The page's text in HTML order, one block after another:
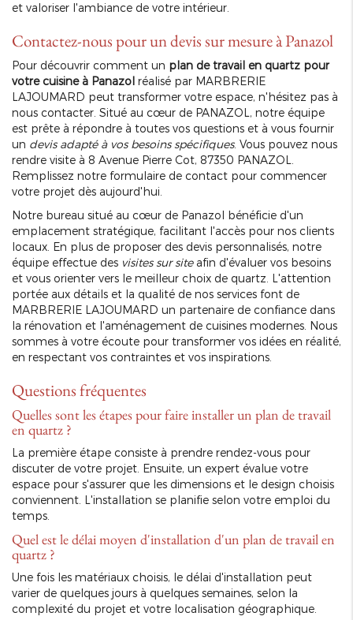
et valoriser l'ambiance de votre intérieur.
Contactez-nous pour un devis sur mesure à Panazol
Pour découvrir comment un plan de travail en quartz pour
votre cuisine à Panazol réalisé par MARBRERIE
LAJOUMARD peut transformer votre espace, n'hésitez pas à
nous contacter. Situé au cœur de PANAZOL, notre équipe
est prête à répondre à toutes vos questions et à vous fournir
un devis adapté à vos besoins spécifiques. Vous pouvez nous
rendre visite à 8 Avenue Pierre Cot, 87350 PANAZOL.
Remplissez notre formulaire de contact pour commencer
votre projet dès aujourd'hui.
Notre bureau situé au cœur de Panazol bénéficie d'un
emplacement stratégique, facilitant l'accès pour nos clients
locaux. En plus de proposer des devis personnalisés, notre
équipe effectue des visites sur siteafin d'évaluer vos besoins
et vous orienter vers le meilleur choix de quartz. L'attention
portée aux détails et la qualité de nos services font de
MARBRERIE LAJOUMARD un partenaire de confiance dans
la rénovation et l'aménagement de cuisines modernes. Nous
sommes à votre écoute pour transformer vos idées en réalité,
en respectant vos contraintes et vos inspirations.
Questions fréquentes
Quelles sont les étapes pour faire installer un plan de travail
en quartz ?
La première étape consiste à prendre rendez-vous pour
discuter de votre projet. Ensuite, un expert évalue votre
espace pour s'assurer que les dimensions et le design choisis
conviennent. L'installation se planifie selon votre emploi du
temps.
Quel est le délai moyen d'installation d'un plan de travail en
quartz ?
Une fois les matériaux choisis, le délai d'installation peut
varier de quelques jours à quelques semaines, selon la
complexité du projet et votre localisation géographique.